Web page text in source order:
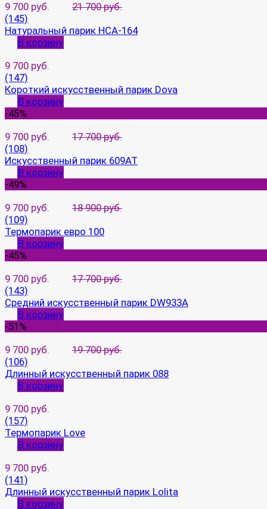
9 700 руб.
21 700 руб.
(145)
Натуральный парик HCA-164
В корзину
9 700 руб.
(147)
Короткий искусственный парик Dova
В корзину
-45%
9 700 руб.
17 700 руб.
(108)
Искусственный парик 609AT
В корзину
-49%
9 700 руб.
18 900 руб.
(109)
Термопарик евро 100
В корзину
-45%
9 700 руб.
17 700 руб.
(143)
Средний искусственный парик DW933A
В корзину
-51%
9 700 руб.
19 700 руб.
(106)
Длинный искусственный парик 088
В корзину
9 700 руб.
(157)
Термопарик Love
В корзину
9 700 руб.
(141)
Длинный искусственный парик Lolita
В корзину